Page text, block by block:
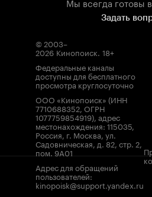
Задать
© 2003–
2026 Кинопоиск. 18+
Федеральные каналы
доступны для бесплатного
просмотра круглосуточно
ООО «Кинопоиск» (ИНН
7710688352, ОГРН
1077759854919), адрес
местонахождения: 115035,
Россия, г. Москва, ул.
Садовническая, д. 82, стр. 2,
пом. 9А01
Адрес для обращений
пользователей:
kinopoisk@support.yandex.ru